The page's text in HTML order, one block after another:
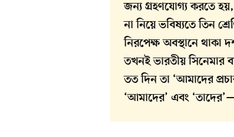
জন্য গ্রহণযোগ্য করতে
না নিয়ে ভবিষ্যতে তিন
নিরপেক্ষ অবস্থানে থাকা
তখনই ভারতীয় সিনেমার
তত দিন তা ‘আমাদের
‘আমাদের’ এবং